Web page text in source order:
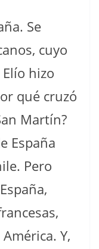
Se
cuyo
hizo
qué cruzó
Martín?
España
Pero
Y,